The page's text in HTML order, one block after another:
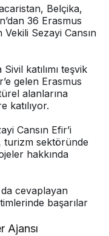
Belçika,
36 Erasmus
Sezayi Cansın
katılımı teşvik
gelen Erasmus
alanlarına
katılıyor.
Cansın Efir’i
turizm sektöründe
hakkında
cevaplayan
başarılar
Ajansı